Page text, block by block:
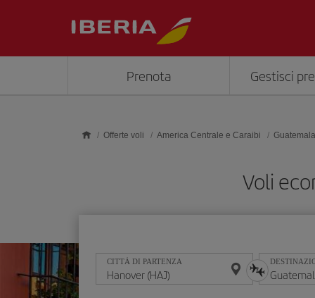
Prenota Gestisci
Offerte voli America Centrale e Caraibi Guatemala
Voli
CITTÀ DI PARTENZA